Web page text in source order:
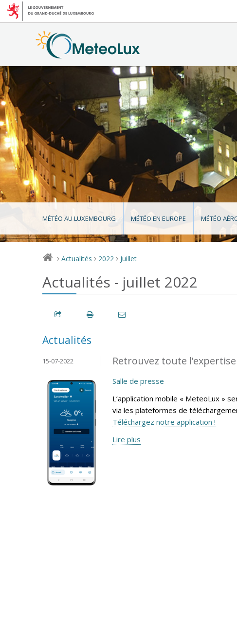
MÉTÉO AU LUXEMBOURG MÉTÉO EN EUROPE MÉTÉO
> Actualités > 2022 > Juillet
Actualités - juillet 2022
Actualités
Retrouvez toute
15-07-2022
Salle de presse
L’application mobile « MeteoLux »
via les plateformes de
Téléchargez notre application !
Lire plus